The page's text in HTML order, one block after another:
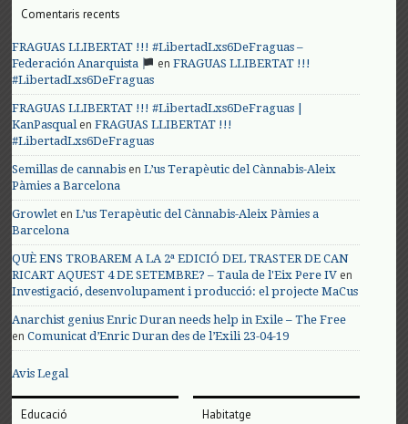
Comentaris recents
FRAGUAS LLIBERTAT !!! #LibertadLxs6DeFraguas –
Federación Anarquista
enFRAGUAS LLIBERTAT !!!
#LibertadLxs6DeFraguas
FRAGUAS LLIBERTAT !!! #LibertadLxs6DeFraguas |
KanPasqualenFRAGUAS LLIBERTAT !!!
#LibertadLxs6DeFraguas
Semillas de cannabis enL’us Terapèutic del Cànnabis-Aleix
Pàmies a Barcelona
Growlet enL’us Terapèutic del Cànnabis-Aleix Pàmies a
Barcelona
QUÈ ENS TROBAREM A LA 2ª EDICIÓ DEL TRASTER DE CAN
RICART AQUEST 4 DE SETEMBRE? – Taula de l'Eix Pere IV en
Investigació, desenvolupament i producció: el projecte MaCus
Anarchist genius Enric Duran needs help in Exile – The Free
enComunicat d’Enric Duran des de l’Exili 23-04-19
Avis Legal
Educació Habitatge